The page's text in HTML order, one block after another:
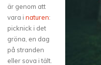
är genom att
vara i naturen:
picknick i det
gröna, en dag
på stranden
eller sova i tält.